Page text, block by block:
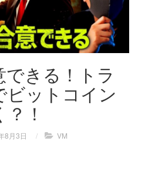
できる！トラ
ビットコイン
！
8月3日 / VM